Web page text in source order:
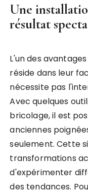
Une
résultat
L'un des
réside dans leur
nécessite pas
Avec quelques
bricolage, il est
anciennes
seulement. Cette
transformations
d'expérimenter
des tendances.